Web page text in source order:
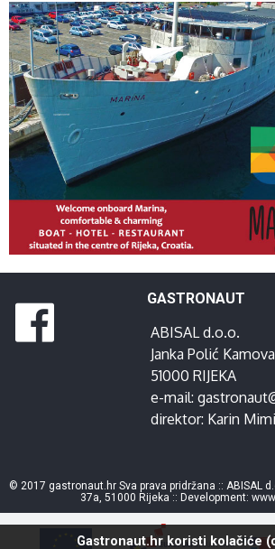
GASTRONAUT
ABISAL d.o.o.
Janka Polić
51000 RIJEKA
e-mail:
direktor: Karin
© 2017 gastronaut.hr Sva prava pridržana :: ABISAL
37a, 51000 Rijeka :: Development:
Gastronaut.hr koristi kolačiće